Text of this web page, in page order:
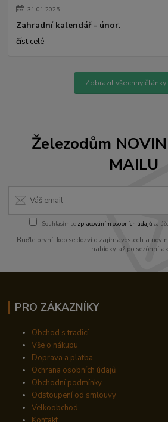
31.01.2025
Zahradní kalendář - únor.
číst celé
Zobrazit všechny články
Železodům
MAILU
Souhlasím se zpracováním osobních údajůza
Buďte první, kdo se dozví o zajímavostech a
nabídky až po sezónní
PRO ZÁKAZNÍKY
Obchod s tradicí
Vše o nákupu
Doprava a platba
Ochrana osobních údajů
Obchodní podmínky
Odstoupení od smlouvy
Velkoobchod